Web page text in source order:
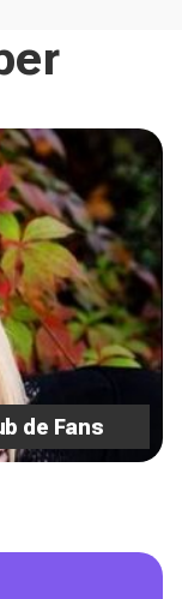
de Fans